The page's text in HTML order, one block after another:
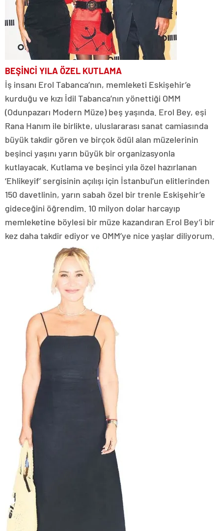
BEŞİNCİ YILA ÖZEL KUTLAMA
İş insanı Erol Tabanca’nın, memleketi Eskişehir’e
kurduğu ve kızı İdil Tabanca’nın yönettiği OMM
(Odunpazarı Modern Müze) beş yaşında. Erol Bey, eşi
Rana Hanım ile birlikte, uluslararası sanat camiasında
büyük takdir gören ve birçok ödül alan müzelerinin
beşinci yaşını yarın büyük bir organizasyonla
kutlayacak. Kutlama ve beşinci yıla özel hazırlanan
‘Ehlikeyif’ sergisinin açılışı için İstanbul’un elitlerinden
150 davetlinin, yarın sabah özel bir trenle Eskişehir’e
gideceğini öğrendim. 10 milyon dolar harcayıp
memleketine böylesi bir müze kazandıran Erol Bey’i bir
kez daha takdir ediyor ve OMM’ye nice yaşlar diliyorum.